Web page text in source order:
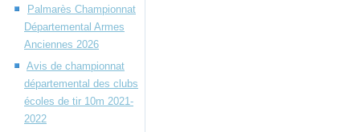
Palmarès Championnat
Départemental Armes
Anciennes 2026
Avis de championnat
départemental des clubs
écoles de tir 10m 2021-
2022